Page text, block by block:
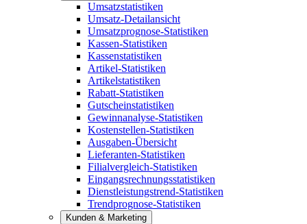
Umsatzstatistiken
Umsatz-Detailansicht
Umsatzprognose-Statistiken
Kassen-Statistiken
Kassenstatistiken
Artikel-Statistiken
Artikelstatistiken
Rabatt-Statistiken
Gutscheinstatistiken
Gewinnanalyse-Statistiken
Kostenstellen-Statistiken
Ausgaben-Übersicht
Lieferanten-Statistiken
Filialvergleich-Statistiken
Eingangsrechnungsstatistiken
Dienstleistungstrend-Statistiken
Trendprognose-Statistiken
Kunden & Marketing